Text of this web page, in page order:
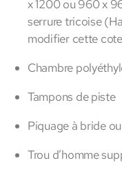
x 1200 ou 960 x
serrure tricoise
modifier cette
Chambre
Tampons de piste
Piquage à bride
Trou d’homme